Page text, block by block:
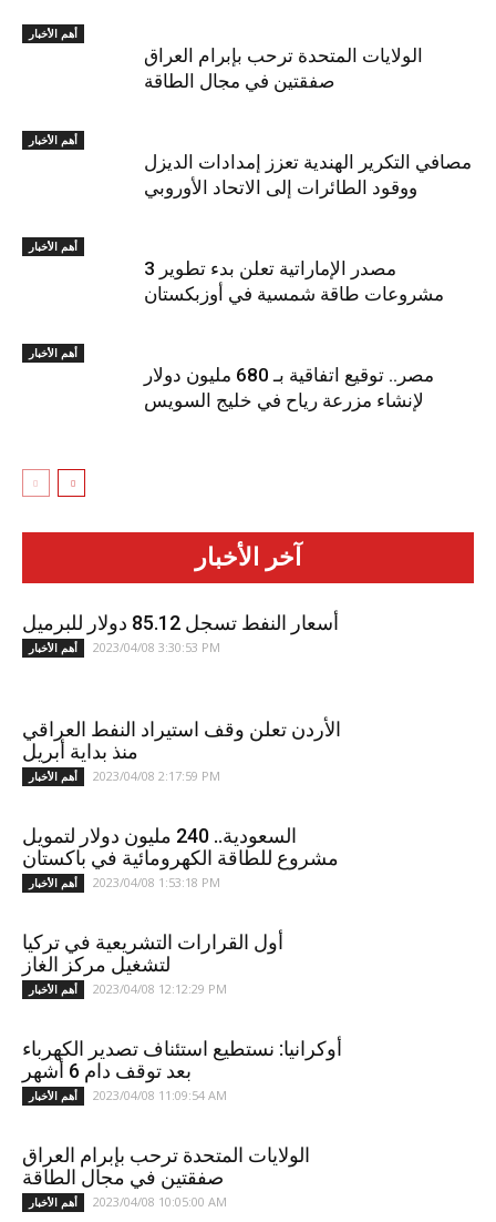
أهم الأخبار
الولايات المتحدة ترحب بإبرام العراق
صفقتين في مجال الطاقة
أهم الأخبار
مصافي التكرير الهندية تعزز إمدادات الديزل
ووقود الطائرات إلى الاتحاد الأوروبي
أهم الأخبار
مصدر الإماراتية تعلن بدء تطوير 3
مشروعات طاقة شمسية في أوزبكستان
أهم الأخبار
مصر.. توقيع‭ ‬اتفاقية بـ 680 مليون دولار
لإنشاء‭ ‬مزرعة رياح في خليج السويس
آخر الأخبار
أسعار النفط تسجل 85.12 دولار للبرميل
أهم الأخبار 2023/04/08 3:30:53 PM
الأردن تعلن وقف استيراد النفط العراقي
منذ بداية أبريل
أهم الأخبار 2023/04/08 2:17:59 PM
السعودية.. 240 مليون دولار لتمويل
مشروع للطاقة الكهرومائية في باكستان
أهم الأخبار 2023/04/08 1:53:18 PM
أول القرارات التشريعية في تركيا
لتشغيل مركز الغاز
أهم الأخبار 2023/04/08 12:12:29 PM
أوكرانيا: نستطيع استئناف تصدير الكهرباء
بعد توقف دام 6 أشهر
أهم الأخبار 2023/04/08 11:09:54 AM
الولايات المتحدة ترحب بإبرام العراق
صفقتين في مجال الطاقة
أهم الأخبار 2023/04/08 10:05:00 AM